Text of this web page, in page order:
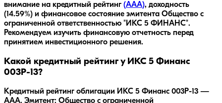
внимание на кредитный рейтинг (AAA), доходность
(14.59%) и финансовое состояние эмитента Общество с
ограниченной ответственностью "ИКС 5 ФИНАНС".
Рекомендуем изучить финансовую отчетность перед
принятием инвестиционного решения.
Какой кредитный рейтинг у ИКС 5 Финанс
003P-13?
Кредитный рейтинг облигации ИКС 5 Финанс 003P-13 —
AAA. Эмитент: Общество с ограниченной